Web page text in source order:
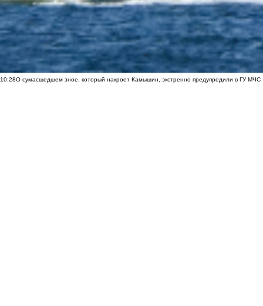
10:28О сумасшедшем зное, который накроет Камышин, экстренно предупредили в ГУ МЧС